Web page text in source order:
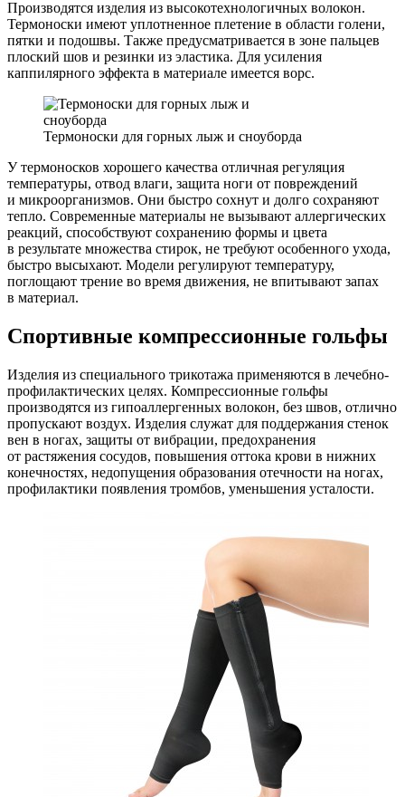
Производятся изделия из высокотехнологичных волокон.
Термоноски имеют уплотненное плетение в области голени,
пятки и подошвы. Также предусматривается в зоне пальцев
плоский шов и резинки из эластика. Для усиления
каппилярного эффекта в материале имеется ворс.
Термоноски для горных лыж и сноуборда
У термоносков хорошего качества отличная регуляция
температуры, отвод влаги, защита ноги от повреждений
и микроорганизмов. Они быстро сохнут и долго сохраняют
тепло. Современные материалы не вызывают аллергических
реакций, способствуют сохранению формы и цвета
в результате множества стирок, не требуют особенного ухода,
быстро высыхают. Модели регулируют температуру,
поглощают трение во время движения, не впитывают запах
в материал.
Спортивные компрессионные гольфы
Изделия из специального трикотажа применяются в лечебно-
профилактических целях. Компрессионные гольфы
производятся из гипоаллергенных волокон, без швов, отлично
пропускают воздух. Изделия служат для поддержания стенок
вен в ногах, защиты от вибрации, предохранения
от растяжения сосудов, повышения оттока крови в нижних
конечностях, недопущения образования отечности на ногах,
профилактики появления тромбов, уменьшения усталости.